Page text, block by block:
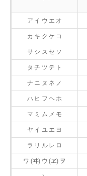
ア イ ウ エ オ
カ キ ク ケ コ
サ シ ス セ ソ
タ チ ツ テ ト
ナ ニ ヌ ネ ノ
ハ ヒ フ ヘ ホ
マ ミ ム メ モ
ヤ イ ユ エ ヨ
ラ リ ル レ ロ
ワ (ヰ) ウ (ヱ) ヲ